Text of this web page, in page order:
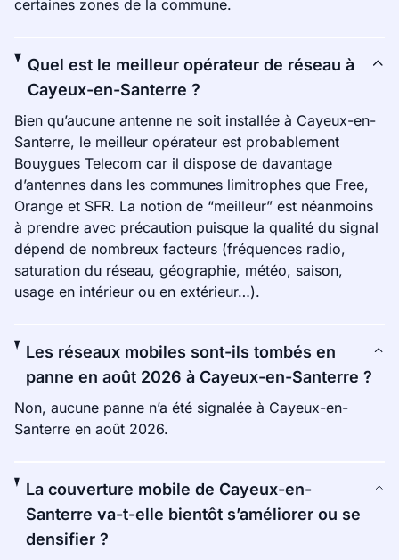
certaines zones de la commune.
Quel est le meilleur opérateur de réseau à
Cayeux-en-Santerre ?
Bien qu’aucune antenne ne soit installée à Cayeux-en-
Santerre, le meilleur opérateur est probablement
Bouygues Telecom car il dispose de davantage
d’antennes dans les communes limitrophes que Free,
Orange et SFR. La notion de “meilleur” est néanmoins
à prendre avec précaution puisque la qualité du signal
dépend de nombreux facteurs (fréquences radio,
saturation du réseau, géographie, météo, saison,
usage en intérieur ou en extérieur…).
Les réseaux mobiles sont-ils tombés en
panne en août 2026 à Cayeux-en-Santerre ?
Non, aucune panne n’a été signalée à Cayeux-en-
Santerre en août 2026.
La couverture mobile de Cayeux-en-
Santerre va-t-elle bientôt s’améliorer ou se
densifier ?